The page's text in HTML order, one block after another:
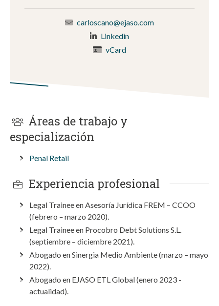
carloscano@ejaso.com
Linkedin
vCard
Áreas de trabajo y
especialización
Penal Retail
Experiencia profesional
Legal Trainee en Asesoría Jurídica FREM – CCOO
(febrero – marzo 2020).
Legal Trainee en Procobro Debt Solutions S.L.
(septiembre – diciembre 2021).
Abogado en Sinergia Medio Ambiente (marzo – mayo
2022).
Abogado en EJASO ETL Global (enero 2023 -
actualidad).